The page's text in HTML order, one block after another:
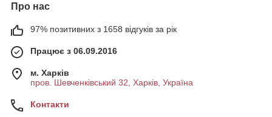
Про нас
97% позитивних з 1658 відгуків за рік
Працює з 06.09.2016
м. Харків
пров. Шевченківський 32, Харків, Україна
Контакти